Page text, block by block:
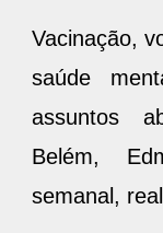
Vacinação,
saúde
assuntos
Belém,